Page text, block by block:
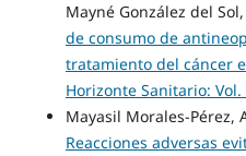
Mayné González del
de consumo de
tratamiento del cáncer
Horizonte Sanitario: Vol.
Mayasil Morales-Pérez,
Reacciones adversas